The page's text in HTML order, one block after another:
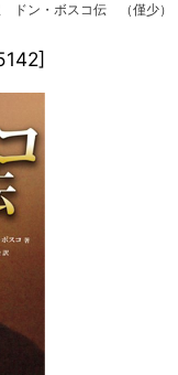
ドン・ボスコ伝 （僅少）
]